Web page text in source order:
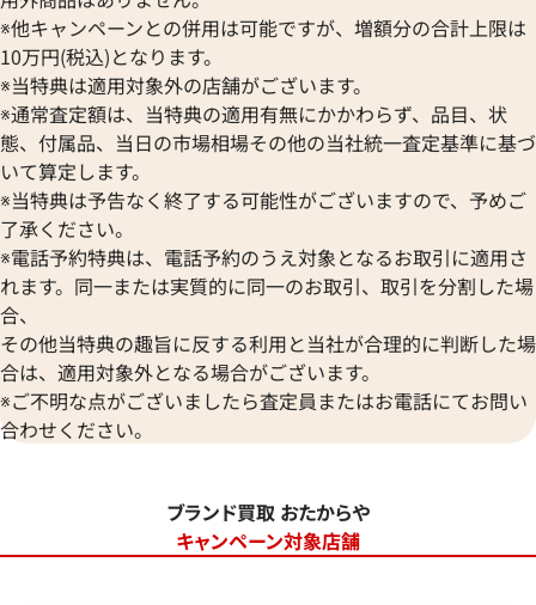
※他キャンペーンとの併用は可能ですが、増額分の合計上限は
10万円(税込)となります。
※当特典は適用対象外の店舗がございます。
※通常査定額は、当特典の適用有無にかかわらず、品目、状
態、付属品、当日の市場相場その他の当社統一査定基準に基づ
いて算定します。
※当特典は予告なく終了する可能性がございますので、予めご
了承ください。
※電話予約特典は、電話予約のうえ対象となるお取引に適用さ
れます。同一または実質的に同一のお取引、取引を分割した場
合、
その他当特典の趣旨に反する利用と当社が合理的に判断した場
合は、適用対象外となる場合がございます。
※ご不明な点がございましたら査定員またはお電話にてお問い
合わせください。
ブランド買取 おたからや
キャンペーン対象店舗